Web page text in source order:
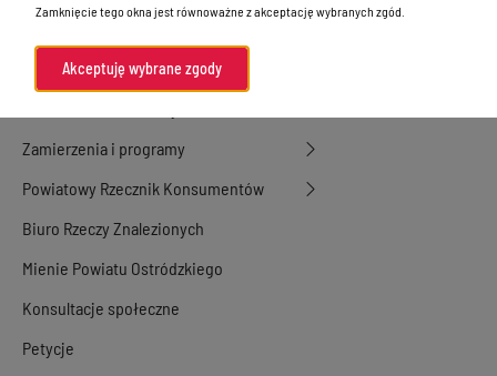
Oświadczenia majątkowe
Zamierzenia i programy
Powiatowy Rzecznik Konsumentów
Biuro Rzeczy Znalezionych
Mienie Powiatu Ostródzkiego
Konsultacje społeczne
Petycje
Zamknięcie tego okna jest równoważne z akceptację wybranych zgód.
Akceptuję wybrane zgody